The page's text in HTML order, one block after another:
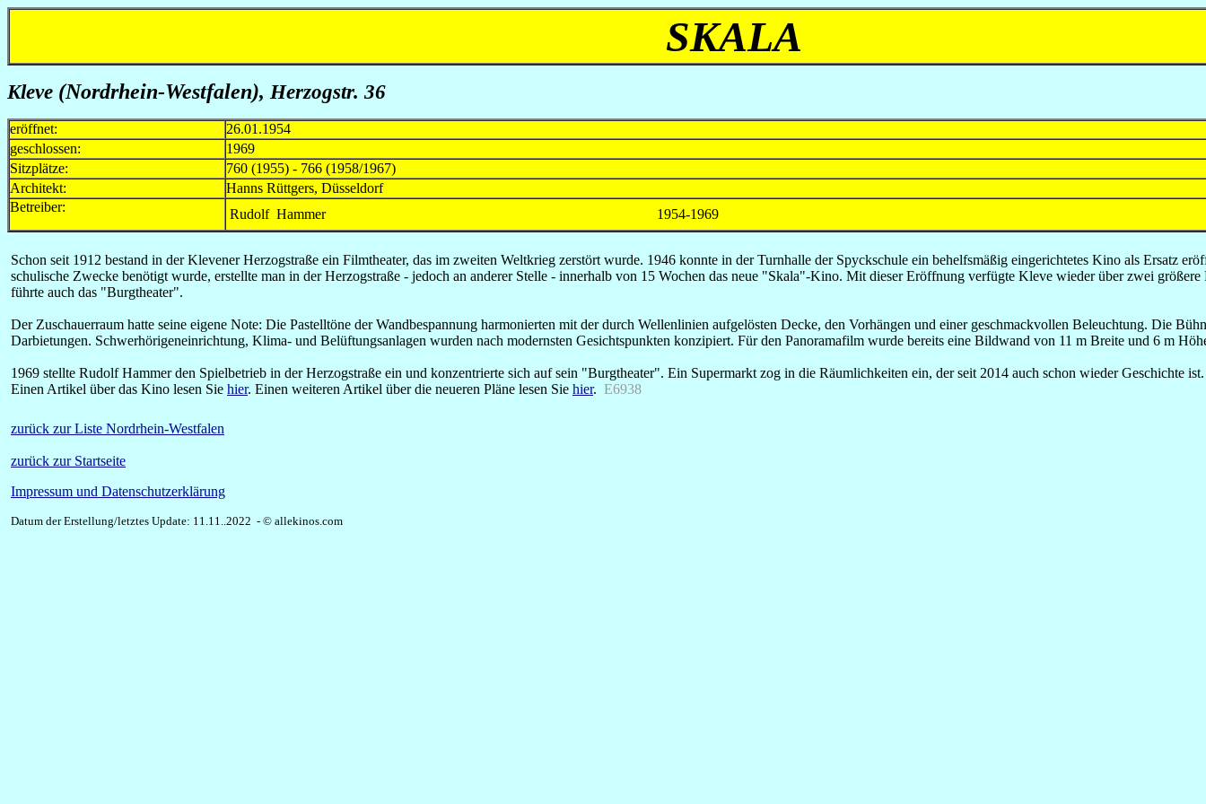
SKALA
Kleve (Nordrhein-Westfalen), Herzogstr. 36
eröffnet:
26.01.1954
geschlossen:
1969
Sitzplätze:
760 (1955) - 766 (1958/1967)
Architekt:
Hanns Rüttgers, Düsseldorf
Betreiber:
Rudolf Hammer 1954-1969
Schon seit 1912 bestand in der Klevener Herzogstraße ein Filmtheater, das im zweiten Weltkrieg zerstört wurde. 1946 konnte in der Turnhalle der Spyckschule ein behelfsmäßig eingerichtetes Kino als Ersatz
schulische Zwecke benötigt wurde, erstellte man in der Herzogstraße - jedoch an anderer Stelle - innerhalb von 15 Wochen das neue "Skala"-Kino. Mit dieser Eröffnung verfügte Kleve wieder über zwei
führte auch das "Burgtheater".
Der Zuschauerraum hatte seine eigene Note: Die Pastelltöne der Wandbespannung harmonierten mit der durch Wellenlinien aufgelösten Decke, den Vorhängen und einer geschmackvollen Beleuchtung. Die
Darbietungen. Schwerhörigeneinrichtung, Klima- und Belüftungsanlagen wurden nach modernsten Gesichtspunkten konzipiert. Für den Panoramafilm wurde bereits eine Bildwand von 11 m Breite und 6 m
1969 stellte Rudolf Hammer den Spielbetrieb in der Herzogstraße ein und konzentrierte sich auf sein "Burgtheater". Ein Supermarkt zog in die Räumlichkeiten ein, der seit 2014 auch schon wieder Geschichte ist.
Einen Artikel über das Kino lesen Sie hier. Einen weiteren Artikel über die neueren Pläne lesen Sie hier. E6938
zurück zur Liste Nordrhein-Westfalen
zurück zur Startseite
Impressum und Datenschutzerklärung
Datum der Erstellung/letztes Update: 11.11..2022 - © allekinos.com